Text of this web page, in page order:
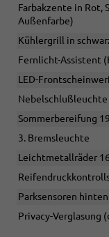
Farbakzente in Rot,
Außenfarbe)
Kühlergrill in
Fernlicht-Assistent
LED-
Nebelschlußleuchte
Sommerbereifung
3. Bremsleuchte
Leichtmetallräder
Parksensoren hinten
Privacy-Verglasung